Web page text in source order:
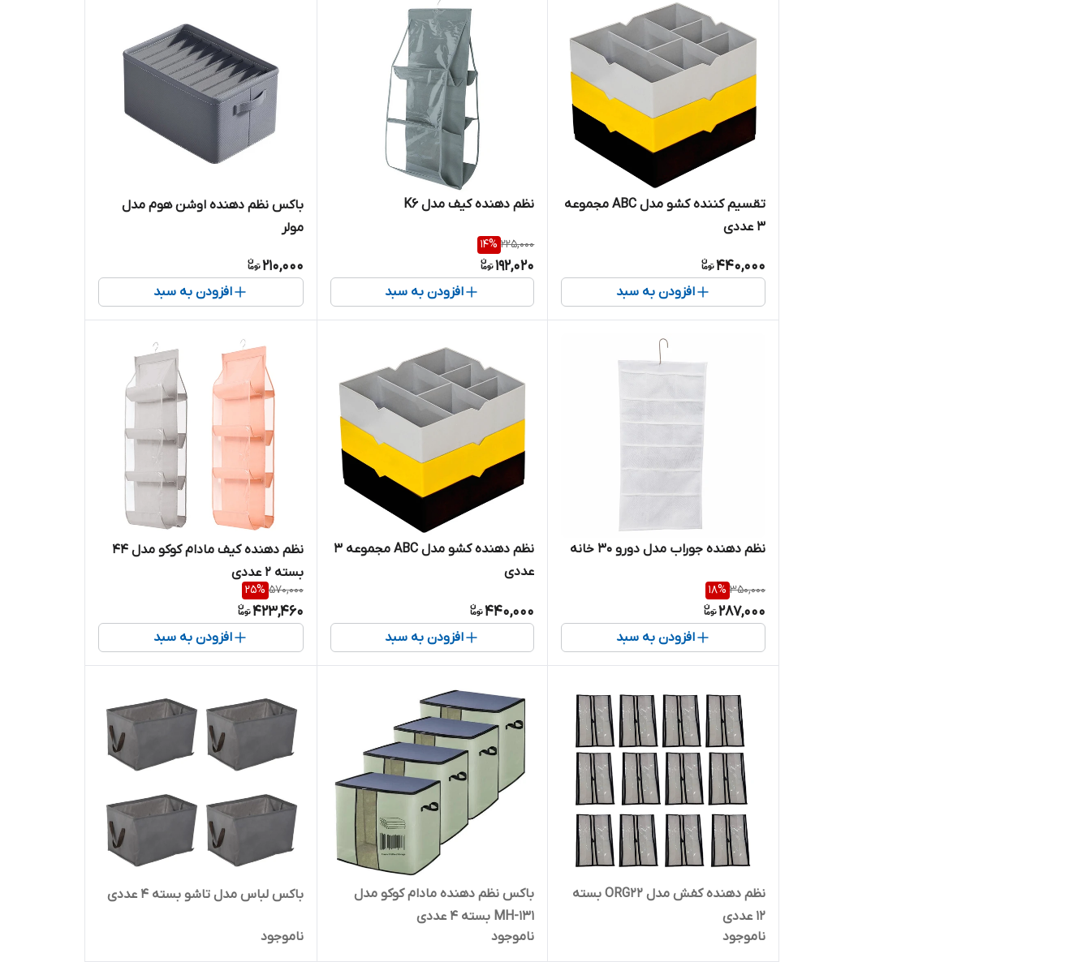
تقسیم کننده کشو مدل ABC مجموعه
3 عددی
440,000
افزودن به سبد
نظم دهنده کیف مدل K6
225,000
14%
192,020
افزودن به سبد
باکس نظم دهنده اوشن هوم مدل
مولر
210,000
افزودن به سبد
نظم دهنده جوراب مدل دورو 30 خانه
350,000
18%
287,000
افزودن به سبد
نظم دهنده کشو مدل ABC مجموعه 3
عددی
440,000
افزودن به سبد
نظم دهنده کیف مادام کوکو مدل 44
بسته 2 عددی
570,000
25%
423,460
افزودن به سبد
نظم دهنده کفش مدل ORG22 بسته
12 عددی
ناموجود
باکس نظم دهنده مادام کوکو مدل
MH-131 بسته 4 عددی
ناموجود
باکس لباس مدل تاشو بسته 4 عددی
ناموجود